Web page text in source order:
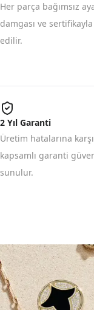
Her parça bağımsız
damgası ve
edilir.
2 Yıl Garanti
Üretim hatalarına karşı
kapsamlı garanti
sunulur.